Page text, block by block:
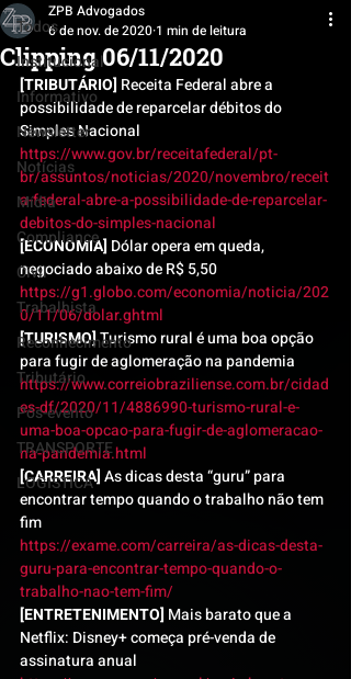
Todos
Institucional
Informativo
Newsletter
Notícias
Mídia
Compliance
Civil
Trabalhista
Reconhecimento
Tributário
Pós-evento
TRANSPORTE
LOGISTICA
Clipping 06/11/2020
ZPB Advogados
6 de nov. de 2020 1 min de leitura
[TRIBUTÁRIO] Receita Federal abre a
possibilidade de reparcelar débitos do
Simples Nacional
https://www.gov.br/receitafederal/pt-
br/assuntos/noticias/2020/novembro/receit
a-federal-abre-a-possibilidade-de-reparcelar-
debitos-do-simples-nacional
[ECONOMIA] Dólar opera em queda,
negociado abaixo de R$ 5,50
https://g1.globo.com/economia/noticia/202
0/11/06/dolar.ghtml
[TURISMO] Turismo rural é uma boa opção
para fugir de aglomeração na pandemia
https://www.correiobraziliense.com.br/cidad
es-df/2020/11/4886990-turismo-rural-e-
uma-boa-opcao-para-fugir-de-aglomeracao-
na-pandemia.html
[CARREIRA] As dicas desta “guru” para
encontrar tempo quando o trabalho não tem
fim
https://exame.com/carreira/as-dicas-desta-
guru-para-encontrar-tempo-quando-o-
trabalho-nao-tem-fim/
[ENTRETENIMENTO] Mais barato que a
Netflix: Disney+ começa pré-venda de
assinatura anual